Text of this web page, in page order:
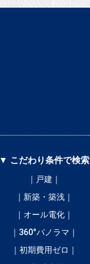
▼ こだわり条件で検索
｜戸建｜
｜新築・築浅｜
｜オール電化｜
｜360°パノラマ｜
｜初期費用ゼロ｜